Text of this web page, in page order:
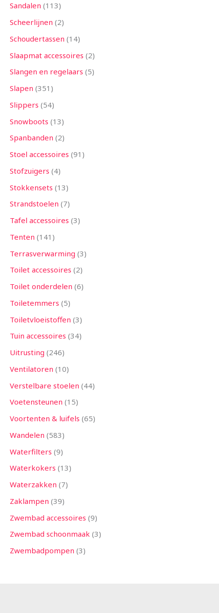
Sandalen 113
Scheerlijnen 2
Schoudertassen 14
Slaapmat accessoires 2
Slangen en regelaars 5
Slapen 351
Slippers 54
Snowboots 13
Spanbanden 2
Stoel accessoires 91
Stofzuigers 4
Stokkensets 13
Strandstoelen 7
Tafel accessoires 3
Tenten 141
Terrasverwarming 3
Toilet accessoires 2
Toilet onderdelen 6
Toiletemmers 5
Toiletvloeistoffen 3
Tuin accessoires 34
Uitrusting 246
Ventilatoren 10
Verstelbare stoelen 44
Voetensteunen 15
Voortenten & luifels 65
Wandelen 583
Waterfilters 9
Waterkokers 13
Waterzakken 7
Zaklampen 39
Zwembad accessoires 9
Zwembad schoonmaak 3
Zwembadpompen 3